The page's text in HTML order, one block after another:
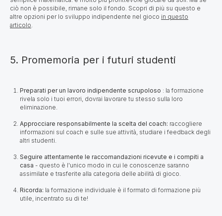
ciò non è possibile, rimane solo il fondo. Scopri di più su questo e
altre opzioni per lo sviluppo indipendente nel gioco in questo
articolo
5. Promemoria per i futuri studenti
Preparati per un lavoro indipendente scrupoloso : la formazione
rivela solo i tuoi errori, dovrai lavorare tu stesso sulla loro
eliminazione.
Approcciare responsabilmente la scelta del coach: raccogliere
informazioni sul coach e sulle sue attività, studiare i feedback degli
altri studenti.
Seguire attentamente le raccomandazioni ricevute e i compiti a
casa - questo è l'unico modo in cui le conoscenze saranno
assimilate e trasferite alla categoria delle abilità di gioco.
Ricorda: la formazione individuale è il formato di formazione più
utile, incentrato su di te!